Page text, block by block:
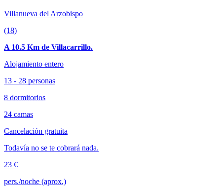
Villanueva del Arzobispo
(18)
A 10.5 Km de Villacarrillo.
Alojamiento entero
13 - 28 personas
8 dormitorios
24 camas
Cancelación gratuita
Todavía no se te cobrará nada.
23 €
pers./noche (aprox.)